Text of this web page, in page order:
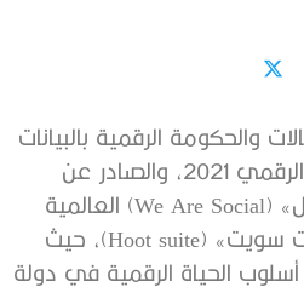
والحكومة الرقمية بالبيانات
الصادرة عن تقرير العالم الرقمي 2021، والصادر عن
مؤسسة «وي آر سوشيال» (We Are Social) العالمية
بالتعاون مع شركة «هوت سويت» (Hoot suite)، حيث
الحياة الرقمية في دولة